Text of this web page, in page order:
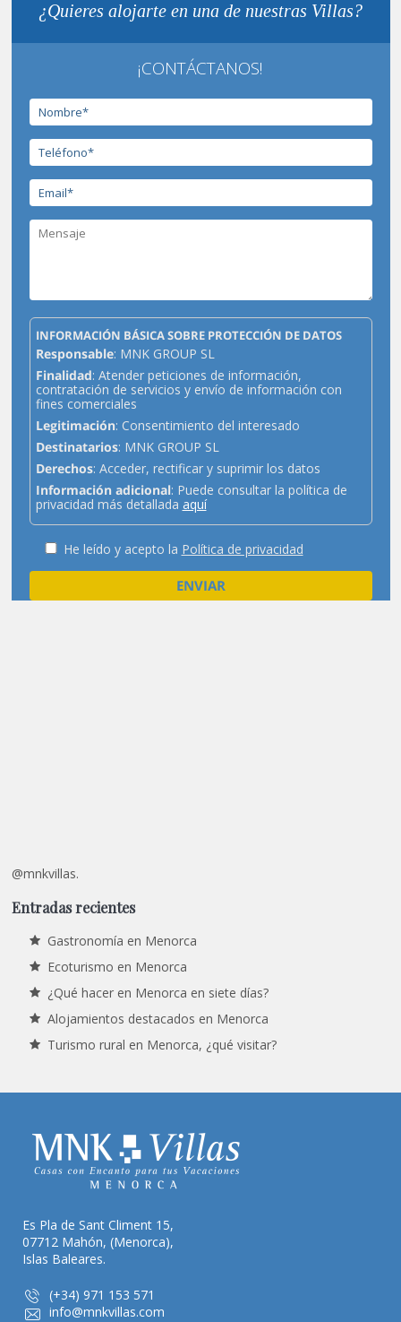
¿Quieres alojarte en una de nuestras Villas?
¡CONTÁCTANOS!
INFORMACIÓN BÁSICA SOBRE PROTECCIÓN DE DATOS
Responsable: MNK GROUP SL
Finalidad: Atender peticiones de información,
contratación de servicios y envío de información con
fines comerciales
Legitimación: Consentimiento del interesado
Destinatarios: MNK GROUP SL
Derechos: Acceder, rectificar y suprimir los datos
Información adicional: Puede consultar la política de
privacidad más detallada aquí
He leído y acepto la Política de privacidad
@mnkvillas.
Entradas recientes
Gastronomía en Menorca
Ecoturismo en Menorca
¿Qué hacer en Menorca en siete días?
Alojamientos destacados en Menorca
Turismo rural en Menorca, ¿qué visitar?
Es Pla de Sant Climent 15,
07712 Mahón, (Menorca),
Islas Baleares.
(+34) 971 153 571
info@mnkvillas.com